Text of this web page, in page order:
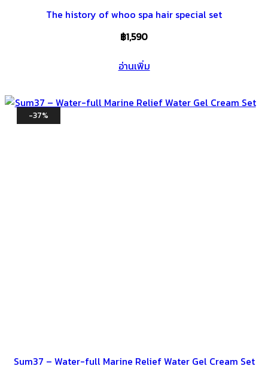
The history of whoo spa hair special set
฿1,590
อ่านเพิ่ม
-37%
Sum37 – Water-full Marine Relief Water Gel Cream Set